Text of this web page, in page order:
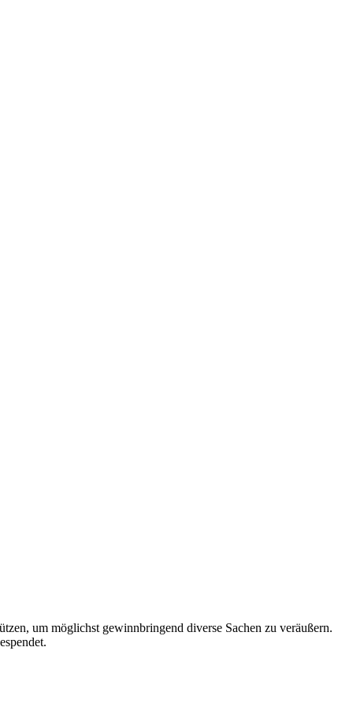
um möglichst gewinnbringend diverse Sachen zu veräußern.